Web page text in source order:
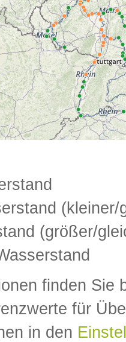
(kleiner/
(größer/
finden Sie
für
in den